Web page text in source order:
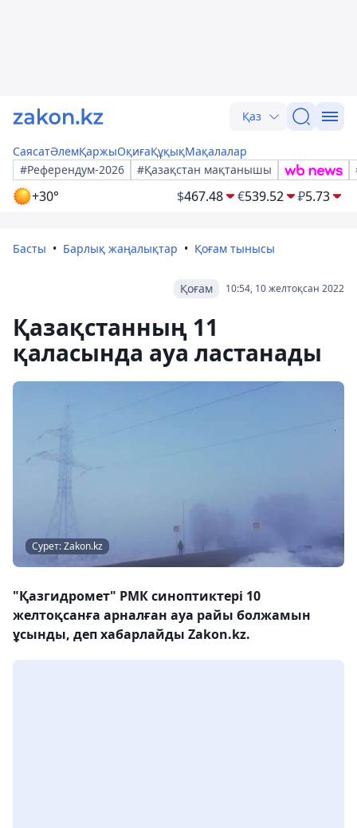
Қаз
СаясатӘлемҚаржыОқиғаҚұқықМақалалар
#Референдум-2026
#Қазақстан мақтанышы
+30° $467.48 €539.52 ₽5.73
Басты Барлық жаңалықтар Қоғам тынысы
10:54, 10 желтоқсан 2022
Қоғам
Қазақстанның 11
қаласында ауа ластанады
Сурет: Zakon.kz
"Қазгидромет" РМК синоптиктері 10
желтоқсанға арналған ауа райы болжамын
ұсынды, деп хабарлайды Zakon.kz.